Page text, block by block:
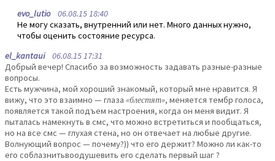
evo_lutio06.08.15 18:40
Не могу сказать, внутренний или нет. Много данных нужно,
чтобы оценить состояние ресурса.
el_kantaui06.08.15 17:31
Добрый вечер! Спасибо за возможность задавать разные-разные
вопросы.
Есть мужчина, мой хороший знакомый, который мне нравится. Я
вижу, что это взаимно — глаза «блестят», меняется тембр голоса,
появляется такой подъем настроения, когда он меня видит. Я
пыталась намекнуть в смс, что можно встретиться и пообщаться,
но на все смс — глухая стена, но он отвечает на любые другие.
Волнующий вопрос — почему?)) что его держит? Можно ли как-то
его соблазнитьвоодушевить его сделать первый шаг ?